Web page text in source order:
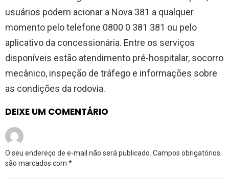
usuários podem acionar a Nova 381 a qualquer
momento pelo telefone 0800 0 381 381 ou pelo
aplicativo da concessionária. Entre os serviços
disponíveis estão atendimento pré-hospitalar, socorro
mecânico, inspeção de tráfego e informações sobre
as condições da rodovia.
DEIXE UM COMENTÁRIO
O seu endereço de e-mail não será publicado. Campos obrigatórios
são marcados com *